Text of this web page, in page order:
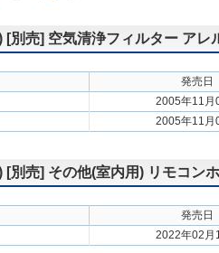
[別売] 空気清浄フィルター アレ
発売日
2005年11月
2005年11月
[別売] その他(室内用) リモコン
発売日
2022年02月